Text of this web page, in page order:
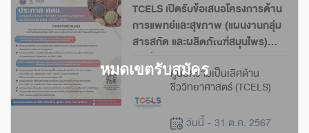
TCELS เปิดรับข้อเสนอโครงการด้าน
การแพทย์และสุขภาพ (แผนงานกลุ่ม
สารสกัด และผลิตภัณฑ์สมุนไพร)
ประจำปีงบประมาณ 2567-2568
ศูนย์ความเป็นเลิศด้าน
ชีววิทยาศาสตร์ (TCELS)
วันนี้ - 31 ต.ค. 2567